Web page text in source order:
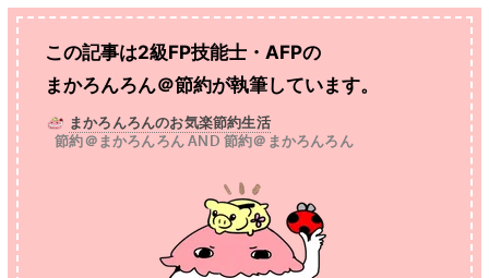
この記事は2級FP技能士・AFPの
まかろんろん＠節約が執筆しています。